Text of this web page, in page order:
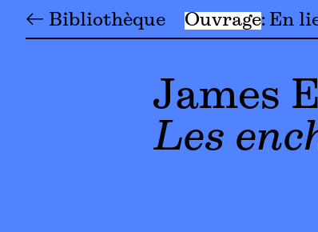
← Bibliothèque Ouvrage En
James
Les